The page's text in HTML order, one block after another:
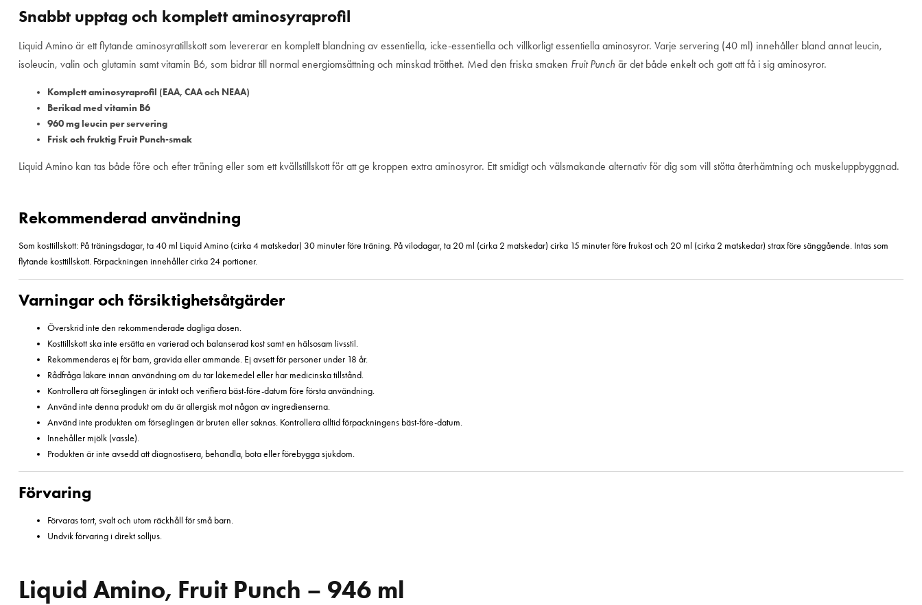
Snabbt upptag och komplett aminosyraprofil
Liquid Amino är ett flytande aminosyratillskott som levererar en komplett blandning av essentiella, icke-essentiella och villkorligt essentiella aminosyror. Varje servering (40 ml) innehåller bland annat leucin,
isoleucin, valin och glutamin samt vitamin B6, som bidrar till normal energiomsättning och minskad trötthet. Med den friska smaken Fruit Punch är det både enkelt och gott att få i sig aminosyror.
Komplett aminosyraprofil (EAA, CAA och NEAA)
Berikad med vitamin B6
960 mg leucin per servering
Frisk och fruktig Fruit Punch-smak
Liquid Amino kan tas både före och efter träning eller som ett kvällstillskott för att ge kroppen extra aminosyror. Ett smidigt och välsmakande alternativ för dig som vill stötta återhämtning och muskeluppbyggnad.
Rekommenderad användning
Som kosttillskott: På träningsdagar, ta 40 ml Liquid Amino (cirka 4 matskedar) 30 minuter före träning. På vilodagar, ta 20 ml (cirka 2 matskedar) cirka 15 minuter före frukost och 20 ml (cirka 2 matskedar) strax före sänggående. Intas som
flytande kosttillskott. Förpackningen innehåller cirka 24 portioner.
Varningar och försiktighetsåtgärder
Överskrid inte den rekommenderade dagliga dosen.
Kosttillskott ska inte ersätta en varierad och balanserad kost samt en hälsosam livsstil.
Rekommenderas ej för barn, gravida eller ammande. Ej avsett för personer under 18 år.
Rådfråga läkare innan användning om du tar läkemedel eller har medicinska tillstånd.
Kontrollera att förseglingen är intakt och verifiera bäst-före-datum före första användning.
Använd inte denna produkt om du är allergisk mot någon av ingredienserna.
Använd inte produkten om förseglingen är bruten eller saknas. Kontrollera alltid förpackningens bäst-före-datum.
Innehåller mjölk (vassle).
Produkten är inte avsedd att diagnostisera, behandla, bota eller förebygga sjukdom.
Förvaring
Förvaras torrt, svalt och utom räckhåll för små barn.
Undvik förvaring i direkt solljus.
Liquid Amino, Fruit Punch – 946 ml